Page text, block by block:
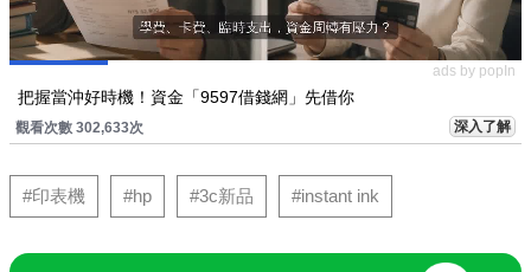
ads by popIn
把握當沖好時機！資金「9597借錢網」先借你
觀看次數 302,633次 深入了解
#印表機 #hp #3c新品 #instant ink